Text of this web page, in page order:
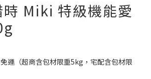
時 Miki 特級機能愛
運（超商含包材限重5kg，宅配含包材限